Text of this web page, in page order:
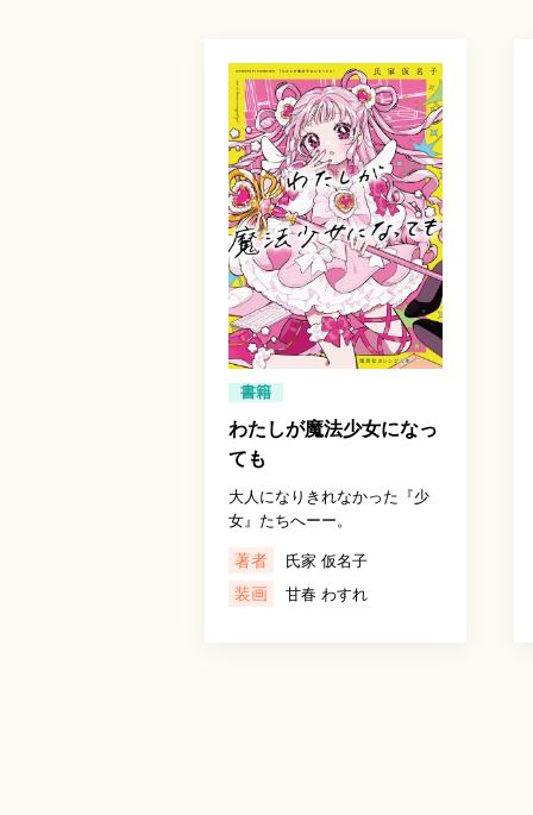
書籍
わたしが魔法少女になっ
ても
大人になりきれなかった『少
女』たちへーー。
著者 氏家 仮名子
装画 甘春 わすれ